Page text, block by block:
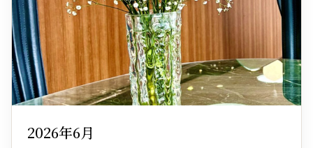
2026年6月